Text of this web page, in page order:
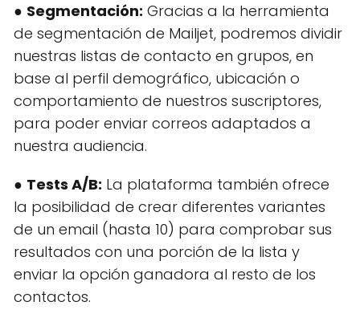
● Segmentación: Gracias a la herramienta
de segmentación de Mailjet, podremos dividir
nuestras listas de contacto en grupos, en
base al perfil demográfico, ubicación o
comportamiento de nuestros suscriptores,
para poder enviar correos adaptados a
nuestra audiencia.
● Tests A/B: La plataforma también ofrece
la posibilidad de crear diferentes variantes
de un email (hasta 10) para comprobar sus
resultados con una porción de la lista y
enviar la opción ganadora al resto de los
contactos.